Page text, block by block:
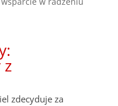
zdecyduje za